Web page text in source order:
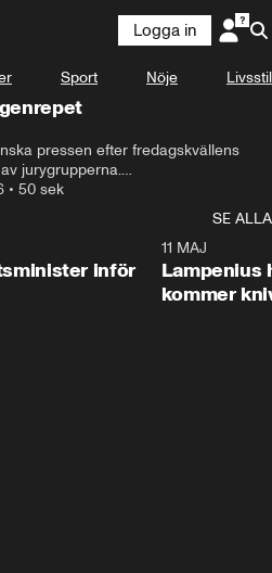
Logga in
Sport Nöje Livsstil
pressen efter fredagskvällens
jurygrupperna.
team som berättade att Felicia
• 50 sek
SE ALLA
inför
11 MAJ
Lampenius
kommer